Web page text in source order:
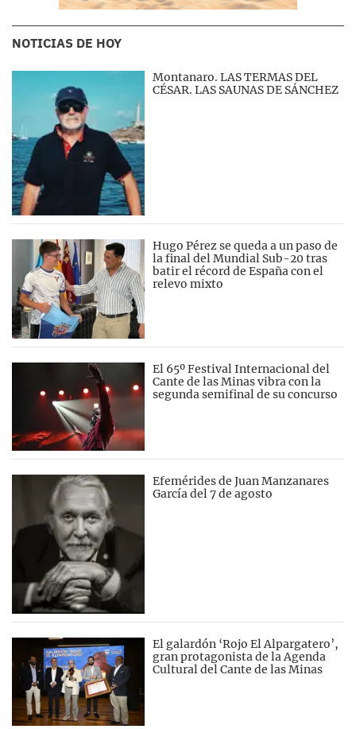
NOTICIAS DE HOY
Montanaro. LAS TERMAS DEL
CÉSAR. LAS SAUNAS DE SÁNCHEZ
Hugo Pérez se queda a un paso de
la final del Mundial Sub-20 tras
batir el récord de España con el
relevo mixto
El 65º Festival Internacional del
Cante de las Minas vibra con la
segunda semifinal de su concurso
Efemérides de Juan Manzanares
García del 7 de agosto
El galardón ‘Rojo El Alpargatero’,
gran protagonista de la Agenda
Cultural del Cante de las Minas